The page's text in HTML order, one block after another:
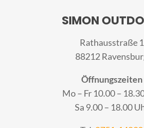
SIMON
Rathausstraße 1
88212
Öffnungszeiten
Mo – Fr 10.00 –
Sa 9.00 – 18.00